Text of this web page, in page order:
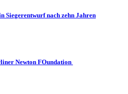
Siegerentwurf nach zehn Jahren
Newton FOundation